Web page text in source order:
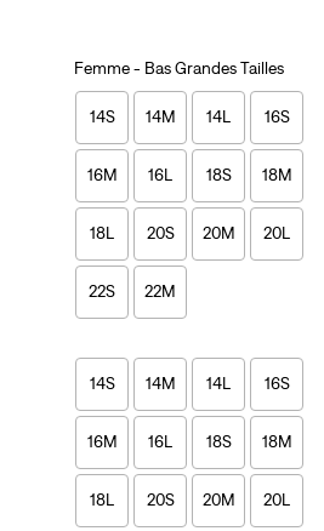
Femme - Bas Grandes Tailles
14S 14M 14L 16S
16M 16L 18S 18M
18L 20S 20M 20L
22S 22M
14S 14M 14L 16S
16M 16L 18S 18M
18L 20S 20M 20L